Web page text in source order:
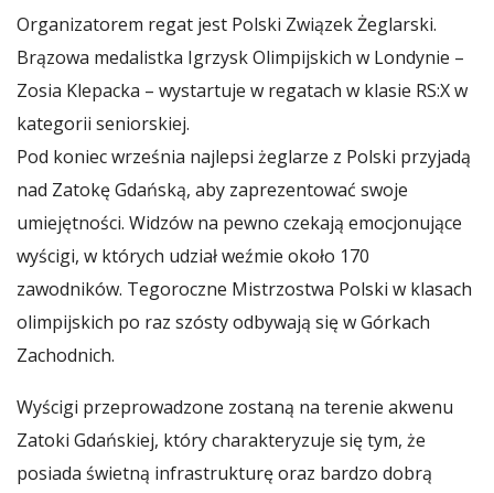
Organizatorem regat jest Polski Związek Żeglarski.
Brązowa medalistka Igrzysk Olimpijskich w Londynie –
Zosia Klepacka – wystartuje w regatach w klasie RS:X w
kategorii seniorskiej.
Pod koniec września najlepsi żeglarze z Polski przyjadą
nad Zatokę Gdańską, aby zaprezentować swoje
umiejętności. Widzów na pewno czekają emocjonujące
wyścigi, w których udział weźmie około 170
zawodników. Tegoroczne Mistrzostwa Polski w klasach
olimpijskich po raz szósty odbywają się w Górkach
Zachodnich.
Wyścigi przeprowadzone zostaną na terenie akwenu
Zatoki Gdańskiej, który charakteryzuje się tym, że
posiada świetną infrastrukturę oraz bardzo dobrą